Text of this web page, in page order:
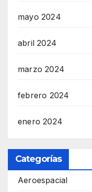
mayo 2024
abril 2024
marzo 2024
febrero 2024
enero 2024
Categorías
Aeroespacial